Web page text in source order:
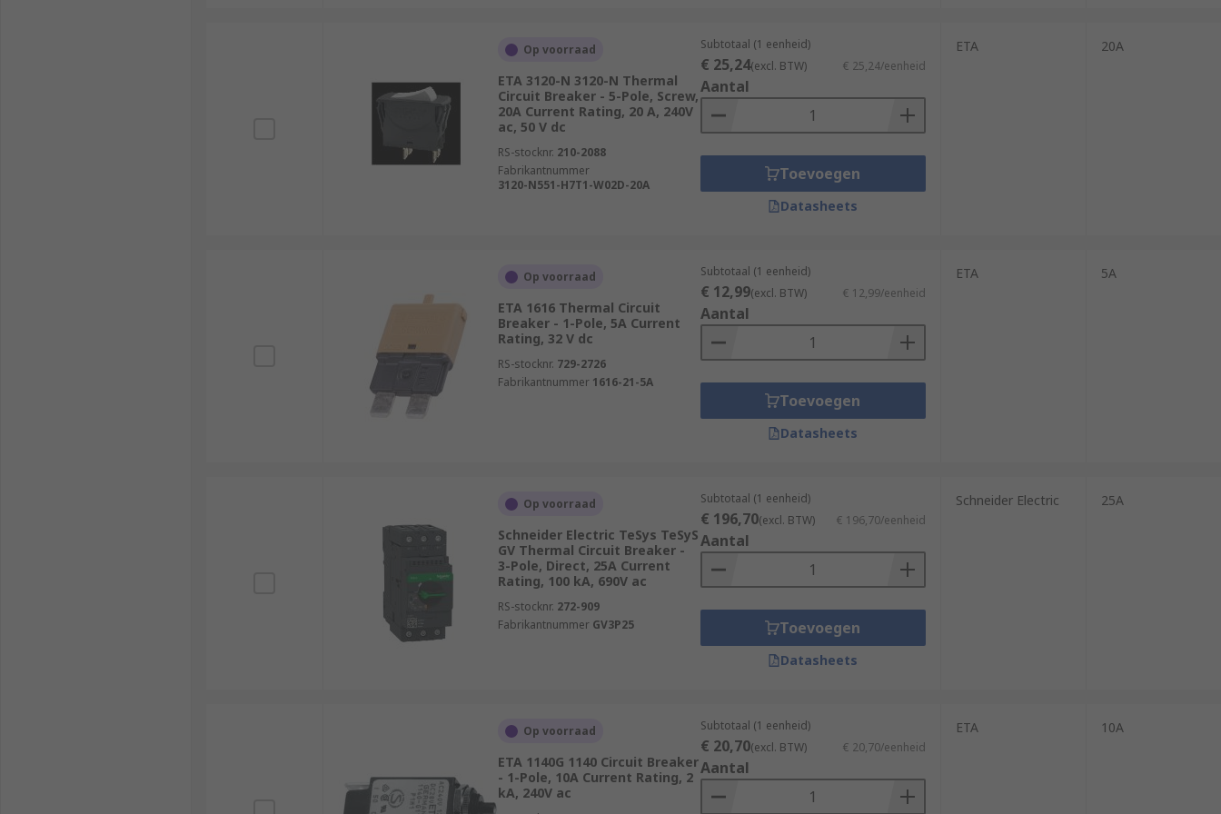
Op voorraad
ETA 3120-N 3120-N Thermal
Circuit Breaker - 5-Pole, Screw,
20A Current Rating, 20 A, 240V
ac, 50 V dc
RS-stocknr. 210-2088
Fabrikantnummer
3120-N551-H7T1-W02D-20A
Subtotaal (1 eenheid)
€ 25,24(excl. BTW) € 25,24/eenheid
Aantal
Toevoegen
Datasheets
ETA 20A
Op voorraad
ETA 1616 Thermal Circuit
Breaker - 1-Pole, 5A Current
Rating, 32 V dc
RS-stocknr. 729-2726
Fabrikantnummer 1616-21-5A
Subtotaal (1 eenheid)
€ 12,99(excl. BTW) € 12,99/eenheid
Aantal
Toevoegen
Datasheets
ETA 5A
Op voorraad
Schneider Electric TeSys TeSyS
GV Thermal Circuit Breaker -
3-Pole, Direct, 25A Current
Rating, 100 kA, 690V ac
RS-stocknr. 272-909
Fabrikantnummer GV3P25
Subtotaal (1 eenheid)
€ 196,70(excl. BTW) € 196,70/eenheid
Aantal
Toevoegen
Datasheets
Schneider Electric 25A
Op voorraad
ETA 1140G 1140 Circuit Breaker
- 1-Pole, 10A Current Rating, 2
kA, 240V ac
Subtotaal (1 eenheid)
€ 20,70(excl. BTW) € 20,70/eenheid
Aantal
ETA 10A